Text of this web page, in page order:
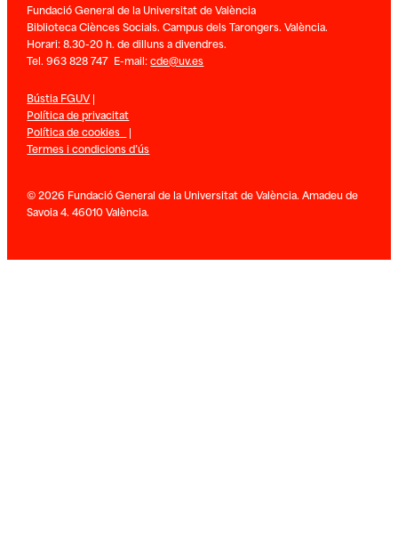
Fundació General de la Universitat de València
Biblioteca Ciènces Socials. Campus dels Tarongers. València.
Horari: 8.30-20 h. de dilluns a divendres.
Tel. 963 828 747 E-mail:cde@uv.es
Bústia FGUV|
Política de privacitat
Política de cookies |
Termes i condicions d’ús
© 2026 Fundació General de la Universitat de València. Amadeu de
Savoia 4. 46010 València.